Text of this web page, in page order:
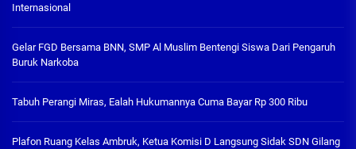
Internasional
Gelar FGD Bersama BNN, SMP Al Muslim Bentengi Siswa Dari Pengaruh
Buruk Narkoba
Tabuh Perangi Miras, Ealah Hukumannya Cuma Bayar Rp 300 Ribu
Plafon Ruang Kelas Ambruk, Ketua Komisi D Langsung Sidak SDN Gilang